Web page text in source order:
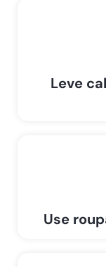
Leve
Use